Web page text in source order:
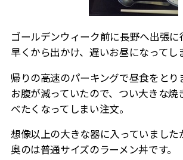
ゴールデンウィーク前に長野へ出張
早くから出かけ、遅いお昼になってし
帰りの高速のパーキングで昼食をとり
お腹が減っていたので、つい大きな焼
べたくなってしまい注文。
想像以上の大きな器に入っていました
奥のは普通サイズのラーメン丼です。